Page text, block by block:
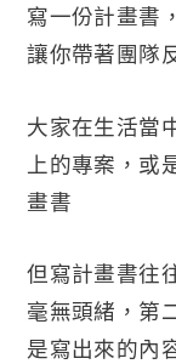
寫一份計畫書
讓你帶著團隊
大家在生活當
上的專案，或
畫書
但寫計畫書往
毫無頭緒，第
是寫出來的內